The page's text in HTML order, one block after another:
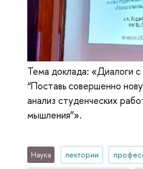
Тема доклада: «Диалоги
“Поставь совершенно
анализ студенческих
мышления”».
Наука лектории